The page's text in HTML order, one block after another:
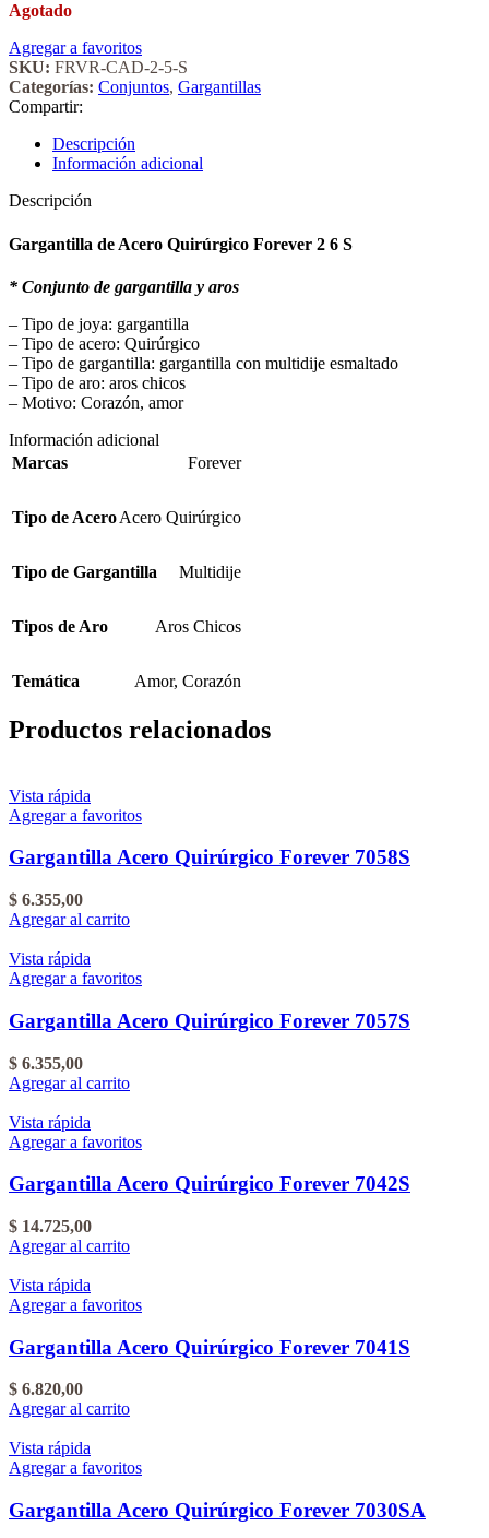
Agotado
Agregar a favoritos
SKU: FRVR-CAD-2-5-S
Categorías: Conjuntos, Gargantillas
Compartir:
Descripción
Información adicional
Descripción
Gargantilla de Acero Quirúrgico Forever 2 6 S
* Conjunto de gargantilla y aros
– Tipo de joya: gargantilla
– Tipo de acero: Quirúrgico
– Tipo de gargantilla: gargantilla con multidije esmaltado
– Tipo de aro: aros chicos
– Motivo: Corazón, amor
Información adicional
Marcas
Forever
Tipo de AceroAcero Quirúrgico
Tipo de Gargantilla Multidije
Tipos de Aro Aros Chicos
Temática Amor, Corazón
Productos relacionados
Vista rápida
Agregar a favoritos
Gargantilla Acero Quirúrgico Forever 7058S
$ 6.355,00
Agregar al carrito
Vista rápida
Agregar a favoritos
Gargantilla Acero Quirúrgico Forever 7057S
$ 6.355,00
Agregar al carrito
Vista rápida
Agregar a favoritos
Gargantilla Acero Quirúrgico Forever 7042S
$ 14.725,00
Agregar al carrito
Vista rápida
Agregar a favoritos
Gargantilla Acero Quirúrgico Forever 7041S
$ 6.820,00
Agregar al carrito
Vista rápida
Agregar a favoritos
Gargantilla Acero Quirúrgico Forever 7030SA